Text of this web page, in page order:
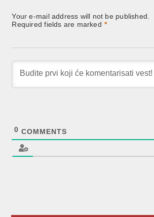
Your e-mail address will not be published.
Required fields are marked *
0 COMMENTS